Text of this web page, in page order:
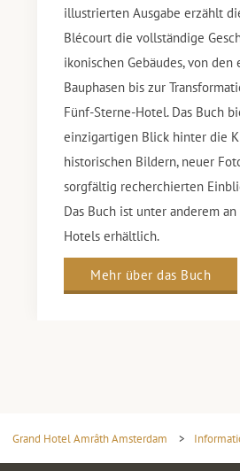
illustrierten Ausgabe erzählt
Blécourt die vollständige
ikonischen Gebäudes, von den
Bauphasen bis zur
Fünf-Sterne-Hotel. Das Buch
einzigartigen Blick hinter die
historischen Bildern, neuer
sorgfältig recherchierten
Das Buch ist unter anderem
Hotels erhältlich.
Mehr über das Buch
Grand Hotel Amrâth Amsterdam >